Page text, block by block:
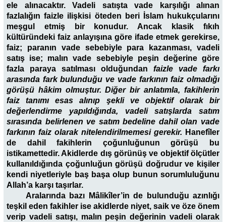
ele alınacaktır. Vadeli satışta vade karşılığı alınan
fazlalığın faizle ilişkisi öteden beri İslam hukukçularını
meşgul etmiş bir konudur. Ancak klasik fıkıh
kültüründeki faiz anlayışına göre ifade etmek gerekirse,
faiz; paranın vade sebebiyle para kazanması, vadeli
satış ise; malın vade sebebiyle peşin değerine göre
fazla paraya satılması olduğundan faizle vade farkı
arasında fark bulunduğu ve vade farkının faiz olmadığı
görüşü hâkim olmuştur. Diğer bir anlatımla, fakihlerin
faiz tanımı esas alınıp şekli ve objektif olarak bir
değerlendirme yapıldığında, vadeli satışlarda satım
sırasında belirlenen ve satım bedeline dahil olan vade
farkının faiz olarak nitelendirilmemesi gerekir. Hanefîler
de dahil fakihlerin çoğunluğunun görüşü bu
istikamettedir. Akidlerde dış görünüş ve objektif ölçütler
kullanıldığında çoğunluğun görüşü doğrudur ve kişiler
kendi niyetleriyle baş başa olup bunun sorumluluğunu
Allah’a karşı taşırlar.
Aralarında bazı Mâlikîler’in de bulunduğu azınlığı
teşkil eden fakihler ise akidlerde niyet, saik ve öze önem
verip vadeli satışı, malın peşin değerinin vadeli olarak